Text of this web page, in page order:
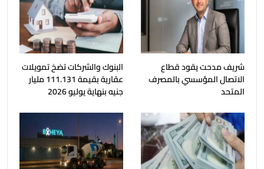
شريف مدحت يقود قطاع
الاتصال المؤسسي بالمصرف
المتحد
البنوك والشركات تضخ تمويلات
عقارية بقيمة 111.131 مليار
جنيه بنهاية يوليو 2026